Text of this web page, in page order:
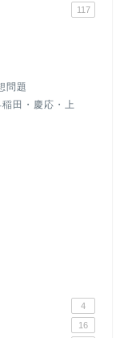
117
問題
田・慶応・上
4
16